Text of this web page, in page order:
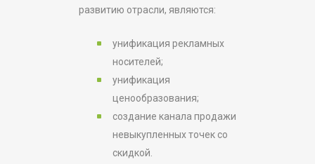
развитию отрасли, являются:
унификация рекламных
носителей;
унификация
ценообразования;
создание канала продажи
невыкупленных точек со
скидкой.